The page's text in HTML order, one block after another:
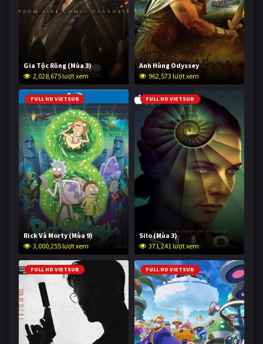
Gia Tộc Rồng (Mùa 3)
2,028,675 lượt xem
Anh Hùng Odyssey
962,573 lượt xem
FULL HD VIETSUB
Rick Và Morty (Mùa 9)
3,000,255 lượt xem
FULL HD VIETSUB
Silo (Mùa 3)
371,241 lượt xem
FULL HD VIETSUB FULL HD VIETSUB